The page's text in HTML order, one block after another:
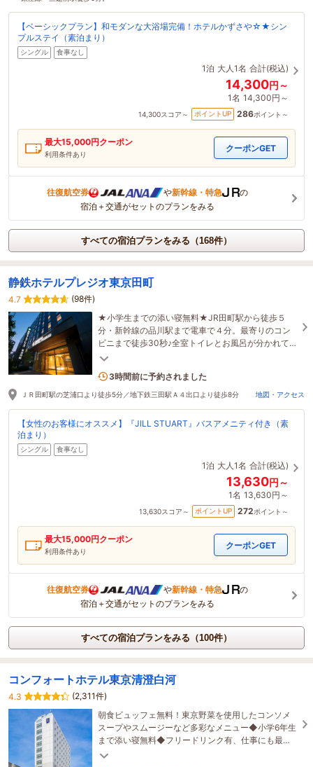
【ベーシックプラン】和モダンな大浴場完備！ホテルかずさや☆★シン
プルステイ（素泊まり）
シングル 食事なし
1泊 大人1名 合計(税込)
14,300円～
1名 14,300円～
14,300スコア～ ポイントUP 286ポイント～
最大15,000円クーポン
利用条件あり
クーポンGET
往復航空券 や新幹線・特急
の
宿泊＋交通がセットのプランをみる
すべての宿泊プランをみる（168件）
静鉄ホテルプレジオ東京田町
4.7
(98件)
★小学生までの添い寝無料★JR田町駅から徒歩５
分・新幹線の品川駅まで電車で４分。最寄りのコン
ビニまで徒歩30秒♪全室トイレとお風呂が分かれてい
るのでごゆっくりとお寛ぎ頂けます。
2名がこの宿を見ています
3時間前に予約されました
ＪＲ田町駅の芝浦口より徒歩5分／地下鉄三田駅Ａ４出口より徒歩8分 地図・アクセス
【女性のお客様にオススメ】『JILL STUART』バスアメニティ付き（素
泊まり）
シングル 食事なし
1泊 大人1名 合計(税込)
13,630円～
1名 13,630円～
13,630スコア～ ポイントUP 272ポイント～
最大15,000円クーポン
利用条件あり
クーポンGET
往復航空券 や新幹線・特急
の
宿泊＋交通がセットのプランをみる
すべての宿泊プランをみる（100件）
コンフォートホテル東京清澄白河
4.3
(2,311件)
朝食ビュッフェ無料！東京野菜を使用したコンソメ
スープやスムージーなど多彩なメニュー◆小学6年生
まで添い寝無料◆フリードリンク有、仕事にも最適
なライブラリーカフェ！チェックイン前アウト後も